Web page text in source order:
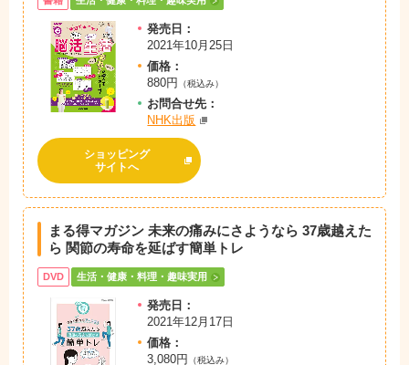
発売日：
2021年10月25日
価格：
880円
（税込み）
お問合せ先：
NHK出版
ショッピング
サイトへ
まる得マガジン 未来の痛みにさようなら 37歳越えた
ら 関節の寿命を延ばす簡単トレ
DVD 生活・健康・料理・趣味実用
発売日：
2021年12月17日
価格：
3,080円
（税込み）